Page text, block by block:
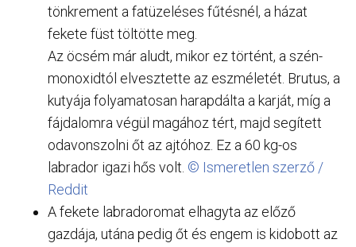
tönkrement a fatüzeléses fűtésnél, a házat
fekete füst töltötte meg.
Az öcsém már aludt, mikor ez történt, a szén-
monoxidtól elvesztette az eszméletét. Brutus, a
kutyája folyamatosan harapdálta a karját, míg a
fájdalomra végül magához tért, majd segített
odavonszolni őt az ajtóhoz. Ez a 60 kg-os
labrador igazi hős volt. © Ismeretlen szerző /
Reddit
A fekete labradoromat elhagyta az előző
gazdája, utána pedig őt és engem is kidobott az